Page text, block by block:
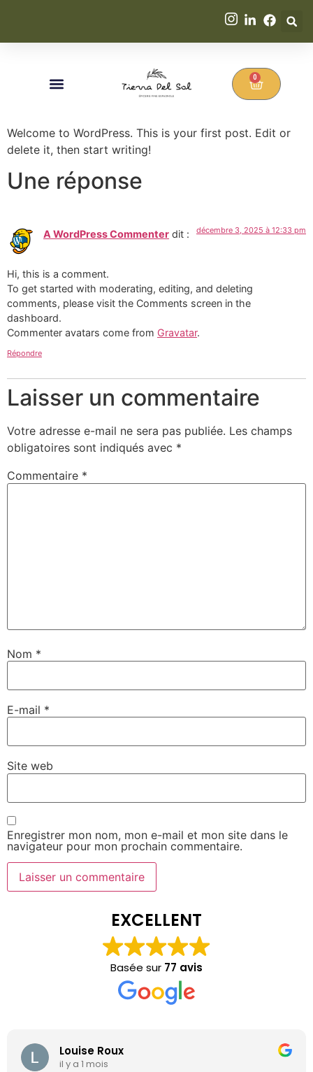
0
Welcome to WordPress. This is your first post. Edit or
delete it, then start writing!
Une réponse
A WordPress Commenter dit : décembre 3, 2025 à 12:33 pm
Hi, this is a comment.
To get started with moderating, editing, and deleting
comments, please visit the Comments screen in the
dashboard.
Commenter avatars come from Gravatar.
Répondre
Laisser un commentaire
Votre adresse e-mail ne sera pas publiée. Les champs
obligatoires sont indiqués avec *
Commentaire *
Nom *
E-mail *
Site web
Enregistrer mon nom, mon e-mail et mon site dans le
navigateur pour mon prochain commentaire.
EXCELLENT
Basée sur 77 avis
Louise Roux
il y a 1 mois